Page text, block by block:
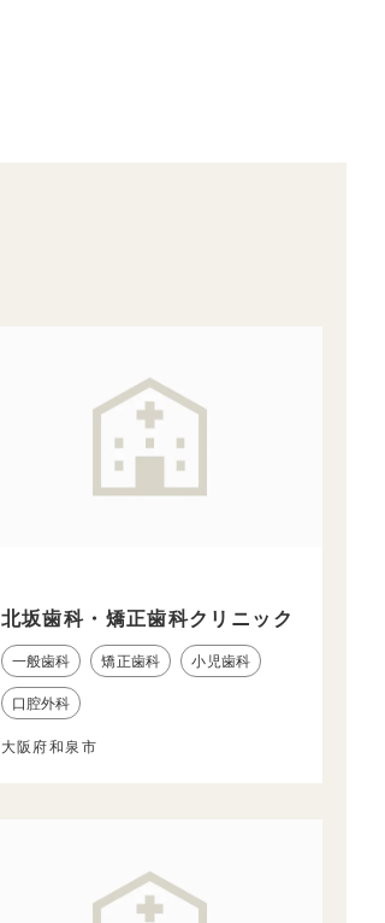
北坂歯科・矯正歯科クリニック
一般歯科 矯正歯科 小児歯科
口腔外科
大阪府和泉市